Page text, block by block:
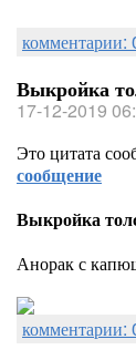
комментарии:
Выкройка
17-12-2019
Это цитата
сообщение
Выкройка
Анорак с
комментарии: